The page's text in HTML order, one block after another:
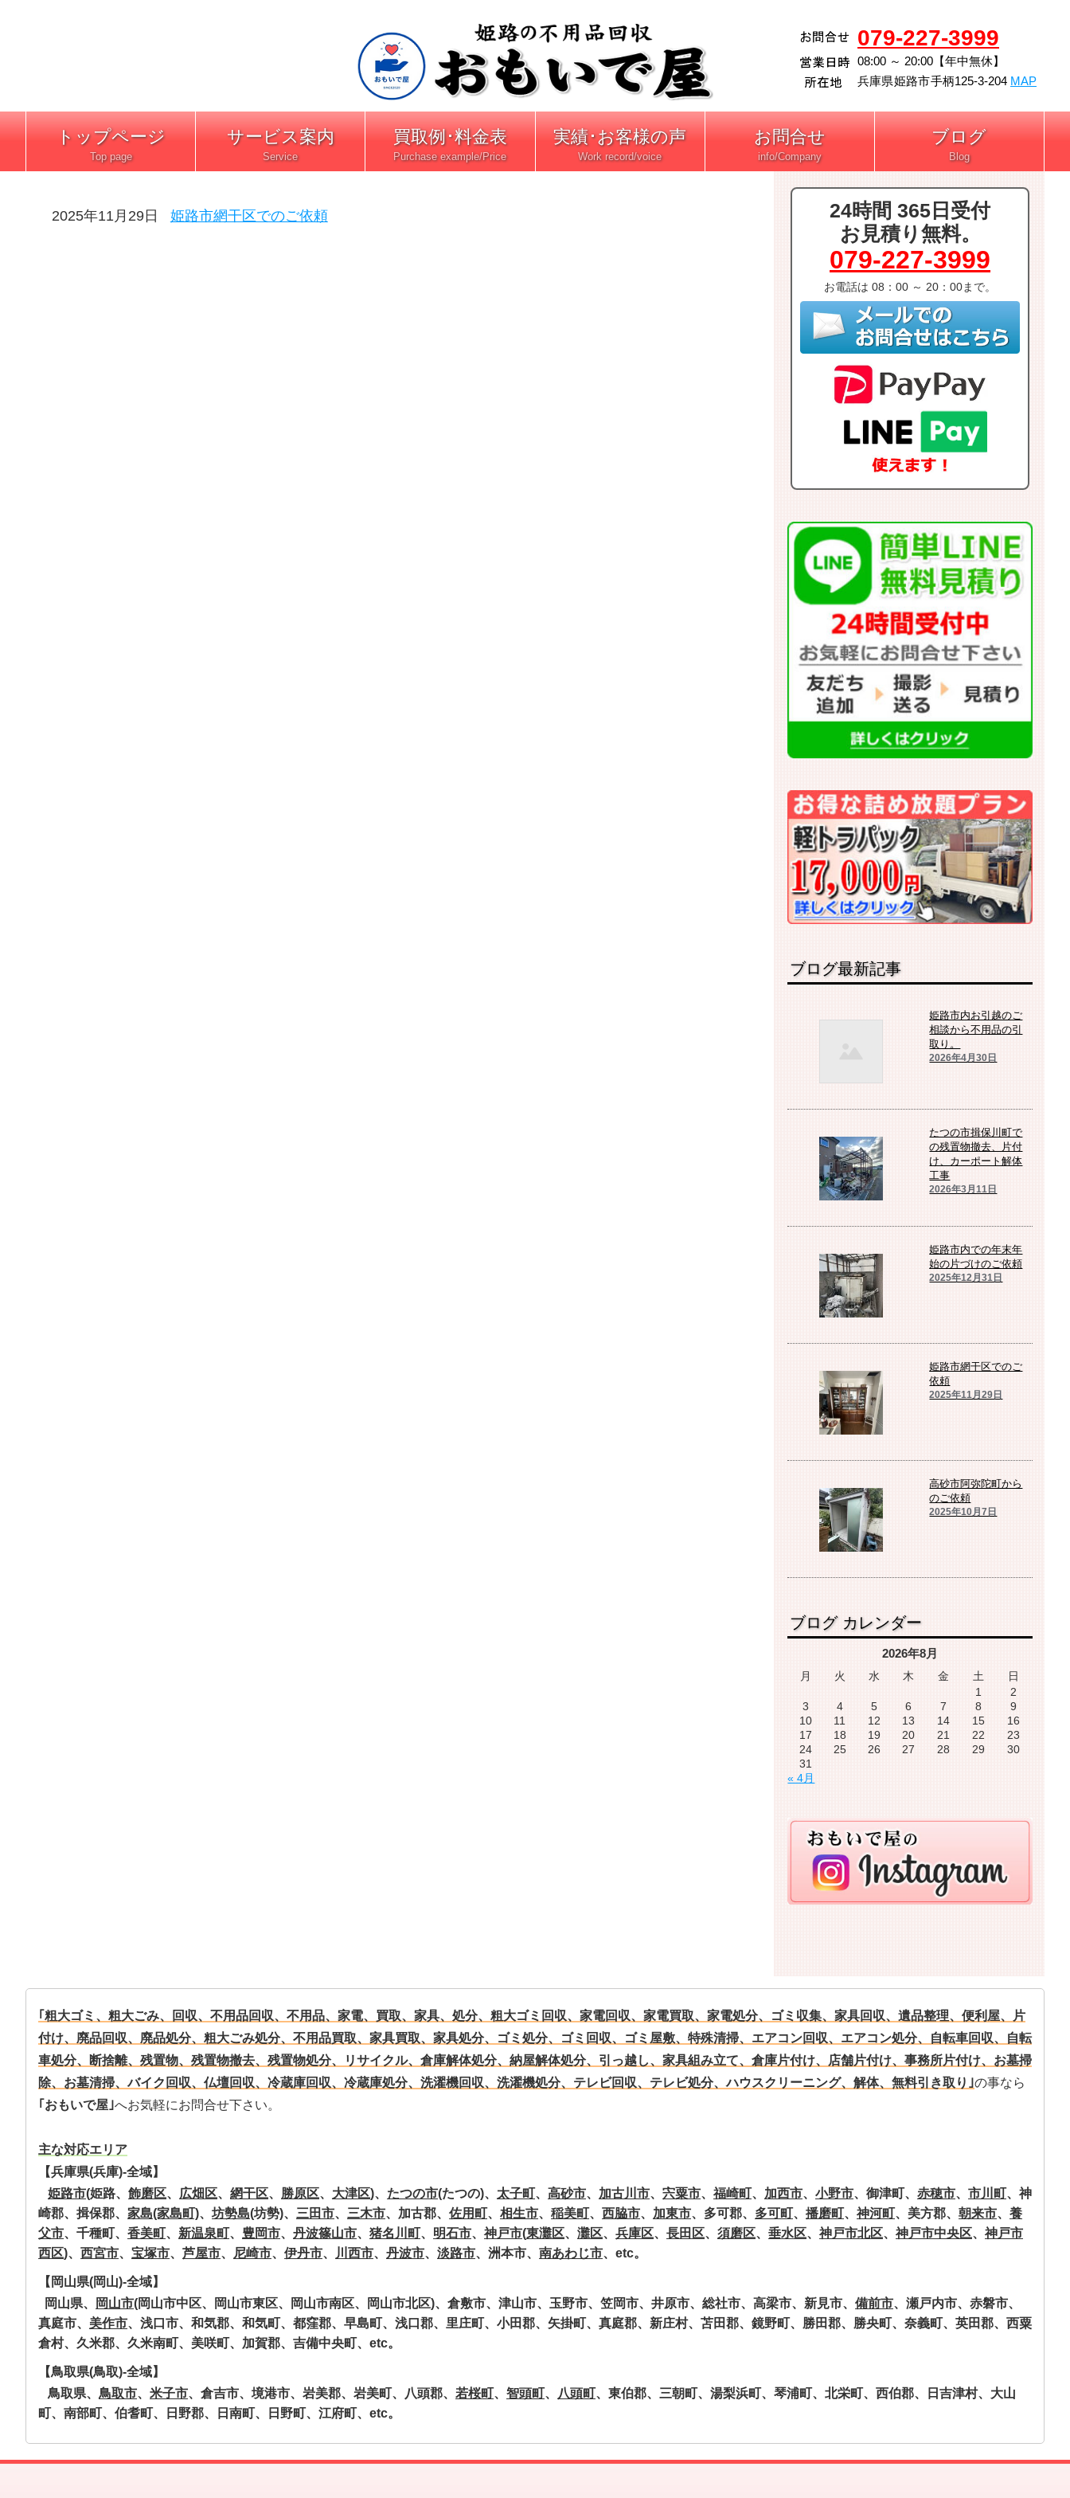
079-227-3999
08:00 ～ 20:00【年中無休】
兵庫県姫路市手柄125-3-204 MAP
トップページ サービス案内 買取例･料金表 実績･お客様の声 お問合せ ブログ
2025年11月29日 姫路市網干区でのご依頼
24時間 365日受付
お見積り無料。
079-227-3999
お電話は 08：00 ～ 20：00まで。
ブログ最新記事
姫路市内お引越のご
相談から不用品の引
取り。
2026年4月30日
たつの市揖保川町で
の残置物撤去、片付
け、カーポート解体
工事
2026年3月11日
姫路市内での年末年
始の片づけのご依頼
2025年12月31日
姫路市網干区でのご
依頼
2025年11月29日
高砂市阿弥陀町から
のご依頼
2025年10月7日
ブログ カレンダー
2026年8月
月
火 水 木 金 土
日
1
2
3
4 5 6 7 8
9
10
11 12 13 14 15
16
17
18 19 20 21 22
23
24
25 26 27 28 29
30
31
« 4月
｢粗大ゴミ、粗大ごみ、回収、不用品回収、不用品、家電、買取、家具、処分、粗大ゴミ回収、家電回収、家電買取、家電処分、ゴミ収集、家具回収、遺品整理、便利屋、片
付け、廃品回収、廃品処分、粗大ごみ処分、不用品買取、家具買取、家具処分、ゴミ処分、ゴミ回収、ゴミ屋敷、特殊清掃、エアコン回収、エアコン処分、自転車回収、自転
車処分、断捨離、残置物、残置物撤去、残置物処分、リサイクル、倉庫解体処分、納屋解体処分、引っ越し、家具組み立て、倉庫片付け、店舗片付け、事務所片付け、お墓掃
除、お墓清掃、バイク回収、仏壇回収、冷蔵庫回収、冷蔵庫処分、洗濯機回収、洗濯機処分、テレビ回収、テレビ処分、ハウスクリーニング、解体、無料引き取り｣の事なら
｢おもいで屋｣へお気軽にお問合せ下さい。
主な対応エリア
【兵庫県(兵庫)-全域】
姫路市(姫路、 飾磨区、 広畑区、 網干区、 勝原区、 大津区)、 たつの市(たつの)、 太子町、 高砂市、 加古川市、 宍粟市、 福崎町、 加西市、 小野市、御津町、 赤穂市、 市川町、神
崎郡、揖保郡、 家島(家島町)、 坊勢島(坊勢)、 三田市、 三木市、加古郡、 佐用町、 相生市、 稲美町、 西脇市、 加東市、多可郡、 多可町、 播磨町、 神河町、美方郡、 朝来市、 養
父市、千種町、 香美町、 新温泉町、 豊岡市、 丹波篠山市、 猪名川町、 明石市、 神戸市(東灘区、 灘区、 兵庫区、 長田区、 須磨区、 垂水区、 神戸市北区、 神戸市中央区、 神戸市
西区)、 西宮市、 宝塚市、 芦屋市、 尼崎市、 伊丹市、 川西市、 丹波市、 淡路市、洲本市、 南あわじ市、etc。
【岡山県(岡山)-全域】
岡山県、
岡山市(岡山市中区、岡山市東区、岡山市南区、岡山市北区)、倉敷市、津山市、玉野市、笠岡市、井原市、総社市、高梁市、新見市、 備前市、瀬戸内市、赤磐市、
真庭市、 美作市、浅口市、和気郡、和気町、都窪郡、早島町、浅口郡、里庄町、小田郡、矢掛町、真庭郡、新庄村、苫田郡、鏡野町、勝田郡、勝央町、奈義町、英田郡、西粟
倉村、久米郡、久米南町、美咲町、加賀郡、吉備中央町、etc。
【鳥取県(鳥取)-全域】
鳥取県、 鳥取市、 米子市、倉吉市、境港市、岩美郡、岩美町、八頭郡、 若桜町、 智頭町、 八頭町、東伯郡、三朝町、湯梨浜町、琴浦町、北栄町、西伯郡、日吉津村、大山
町、南部町、伯耆町、日野郡、日南町、日野町、江府町、etc。